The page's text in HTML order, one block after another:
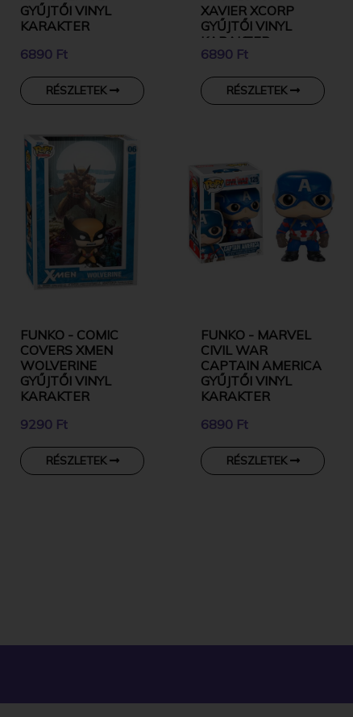
GYŰJTŐI VINYL
KARAKTER
6890 Ft
RÉSZLETEK
XAVIER XCORP
GYŰJTŐI VINYL
KARAKTER
6890 Ft
RÉSZLETEK
FUNKO - COMIC
COVERS XMEN
WOLVERINE
GYŰJTŐI VINYL
KARAKTER
9290 Ft
RÉSZLETEK
FUNKO - MARVEL
CIVIL WAR
CAPTAIN AMERICA
GYŰJTŐI VINYL
KARAKTER
6890 Ft
RÉSZLETEK